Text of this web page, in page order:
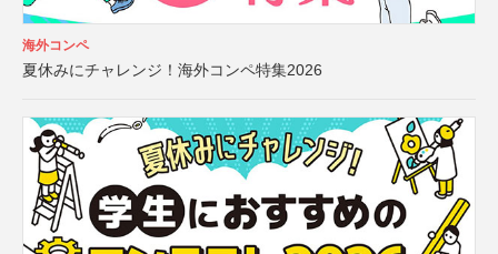
海外コンペ
夏休みにチャレンジ！海外コンペ特集2026